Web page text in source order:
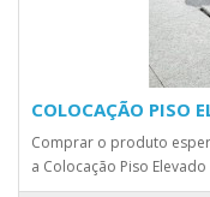
COLOCAÇÃO PISO
Comprar o produto
a Colocação Piso Elevado